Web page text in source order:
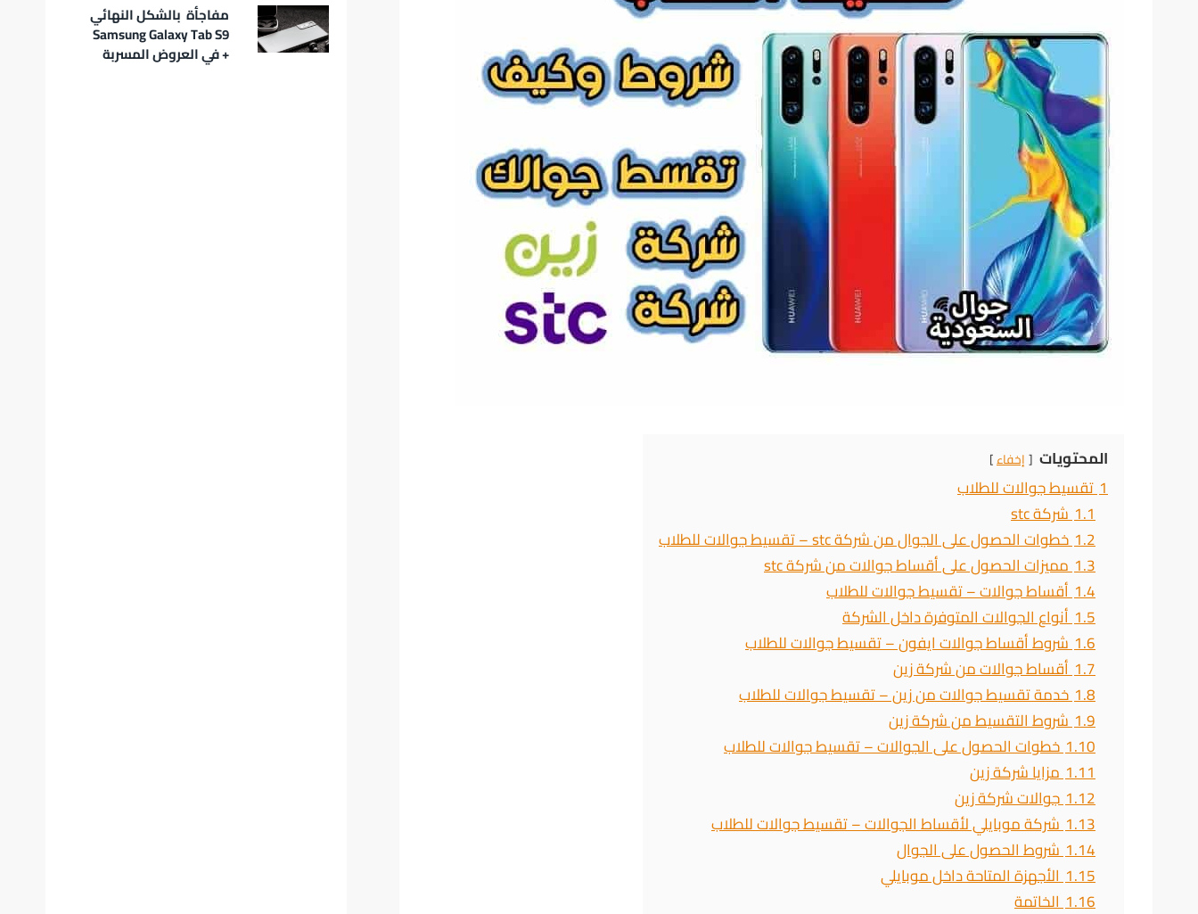
المحتويات إخفاء
1تقسيط جوالات للطلاب
1.1شركة stc
1.2خطوات الحصول على الجوال من شركة stc – تقسيط جوالات للطلاب
1.3مميزات الحصول على أقساط جوالات من شركة stc
1.4أقساط جوالات – تقسيط جوالات للطلاب
1.5أنواع الجوالات المتوفرة داخل الشركة
1.6شروط أقساط جوالات ايفون – تقسيط جوالات للطلاب
1.7أقساط جوالات من شركة زين
1.8خدمة تقسيط جوالات من زين – تقسيط جوالات للطلاب
1.9شروط التقسيط من شركة زين
1.10خطوات الحصول على الجوالات – تقسيط جوالات للطلاب
1.11مزايا شركة زين
1.12جوالات شركة زين
1.13شركة موبايلي لأقساط الجوالات – تقسيط جوالات للطلاب
1.14شروط الحصول على الجوال
1.15الأجهزة المتاحة داخل موبايلي
1.16الخاتمة
مفاجأة بالشكل النهائي
Samsung Galaxy Tab S9
+ في العروض المسربة